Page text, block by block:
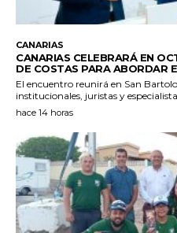
CANARIAS
CANARIAS CELEBRARÁ EN
DE COSTAS PARA ABORDAR
El encuentro reunirá en San
institucionales, juristas y
hace 14 horas